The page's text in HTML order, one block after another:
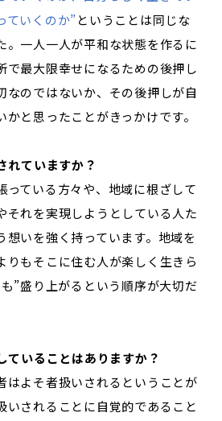
ていくのか”ということは同じな
。一人一人が平和な状態を作るに
で最大限幸せになるための後押し
なのではないか、その後押しが自
と思ったことがきっかけです。
れていますか？
っている方々や、地域に根ざして
それを実現しようとしている人た
想いを強く持っています。地域を
りもそこに住む人が楽しく生きら
”盛り上がるという順序が大切だ
していることはありますか？
はよそ者扱いされるということが
いされることに自覚的であること